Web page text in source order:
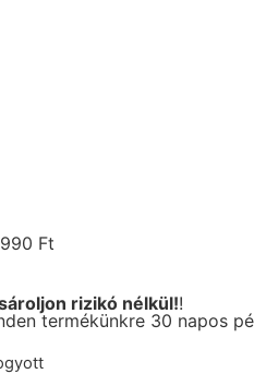
Ft
rizikó nélkül!!
termékünkre 30 napos